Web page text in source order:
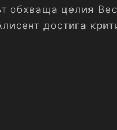
обхваща целия
достига